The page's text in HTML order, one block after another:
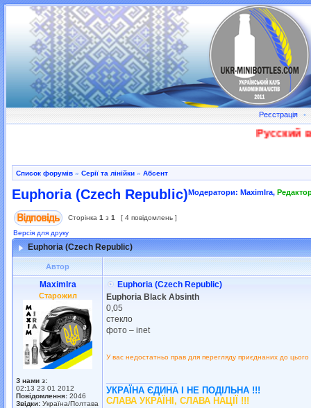
Реєстрація •
Русский
Список форумів » Серії та лінійки » Абсент
Euphoria (Czech Republic)Модератори: MaximIra,
Сторінка 1 з 1
[ 4 повідомлень ]
Версія для друку
Euphoria (Czech Republic)
Автор
MaximIra
Старожил
З нами з:
02:13 23 01 2012
Повідомлення: 2046
Звідки: Україна/Полтава
Euphoria (Czech Republic)
Euphoria Black Absinth
0,05
стекло
фото – inet
У вас недостатньо прав для перегляду приєднаних до цього
УКРАЇНА ЄДИНА І НЕ ПОДІЛЬНА !!!
СЛАВА УКРАЇНІ, СЛАВА НАЦІЇ !!!